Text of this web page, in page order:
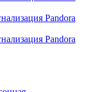
Pandora
Pandora